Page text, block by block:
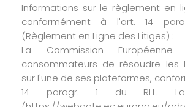
Informations sur le règlement en
conformément à l'art. 14
(Règlement en Ligne des Litiges) :
La Commission
consommateurs de résoudre les
sur l'une de ses plateformes,
14 paragr. 1 du RLL. La